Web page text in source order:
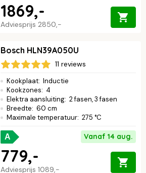
Adviesprijs 2850,-
1869,-
Bosch HLN39A050U
11 reviews
Kookplaat: Inductie
Kookzones: 4
Elektra aansluiting: 2 fasen, 3 fasen
Breedte: 60 cm
Maximale temperatuur: 275 °C
A Vanaf 14 aug.
Adviesprijs 1089,-
779,-